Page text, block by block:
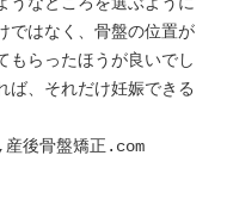
ではなく、骨盤の位置が
もらったほうが良いでし
ば、それだけ妊娠できる
,産後骨盤矯正.com